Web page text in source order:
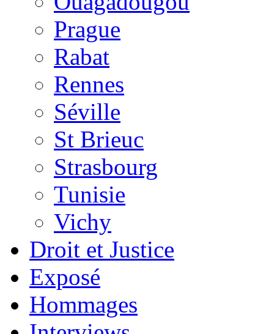
Prague
Rabat
Rennes
Séville
St Brieuc
Strasbourg
Tunisie
Vichy
Droit et Justice
Exposé
Hommages